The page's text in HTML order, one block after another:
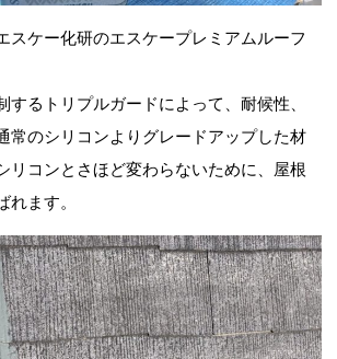
スケー化研のエスケープレミアムルーフ
するトリプルガードによって、耐候性、
常のシリコンよりグレードアップした材
リコンとさほど変わらないために、屋根
ます。